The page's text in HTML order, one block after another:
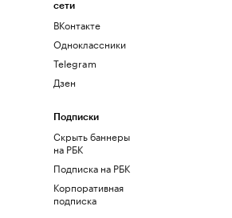
сети
ВКонтакте
Одноклассники
Telegram
Дзен
Подписки
Скрыть баннеры
на РБК
Подписка на РБК
Корпоративная
подписка